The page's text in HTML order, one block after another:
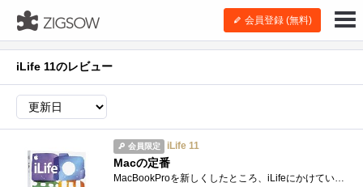
会員登録 (無料)
iLife 11のレビュー
会員限定 iLife 11
Macの定番
MacBookProを新しくしたところ、iLifeにかけているものがいくつか。めんどくさいのでDVD版で買ってみました。あまり気にはしていませんでしたが、�...